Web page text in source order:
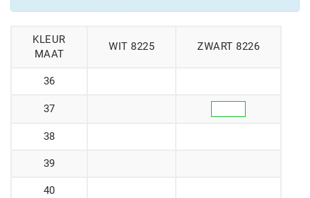
KLEUR
MAAT
WIT 8225 ZWART 8226
36
37
38
39
40